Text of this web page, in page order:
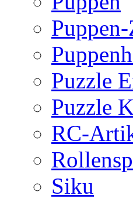
Puzzle
Puzzle
RC-
Siku